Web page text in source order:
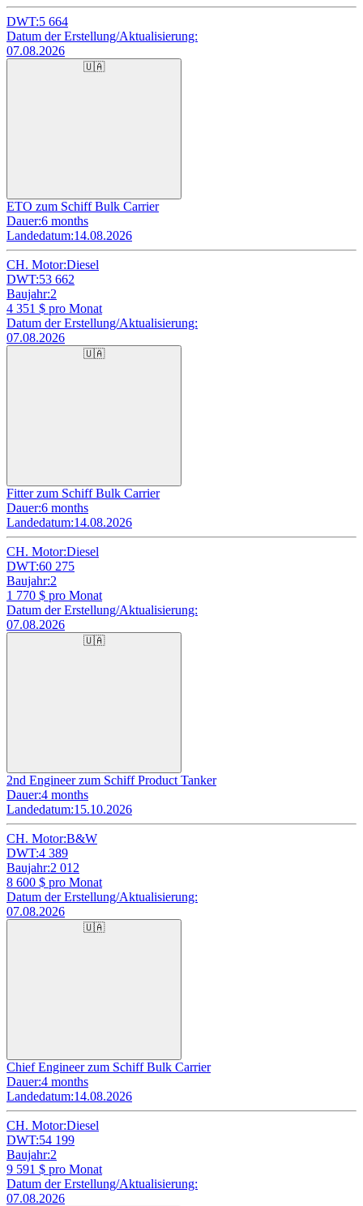
DWT:5 664
Datum der Erstellung/Aktualisierung:
07.08.2026
🇺🇦
ETO zum Schiff Bulk Carrier
Dauer:6 months
Landedatum:14.08.2026
CH. Motor:Diesel
DWT:53 662
Baujahr:2
4 351 $ pro Monat
Datum der Erstellung/Aktualisierung:
07.08.2026
🇺🇦
Fitter zum Schiff Bulk Carrier
Dauer:6 months
Landedatum:14.08.2026
CH. Motor:Diesel
DWT:60 275
Baujahr:2
1 770 $ pro Monat
Datum der Erstellung/Aktualisierung:
07.08.2026
🇺🇦
2nd Engineer zum Schiff Product Tanker
Dauer:4 months
Landedatum:15.10.2026
CH. Motor:B&W
DWT:4 389
Baujahr:2 012
8 600 $ pro Monat
Datum der Erstellung/Aktualisierung:
07.08.2026
🇺🇦
Chief Engineer zum Schiff Bulk Carrier
Dauer:4 months
Landedatum:14.08.2026
CH. Motor:Diesel
DWT:54 199
Baujahr:2
9 591 $ pro Monat
Datum der Erstellung/Aktualisierung:
07.08.2026